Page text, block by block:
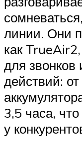
линии. Они
как
для звонков
действий:
3,5 часа,
у